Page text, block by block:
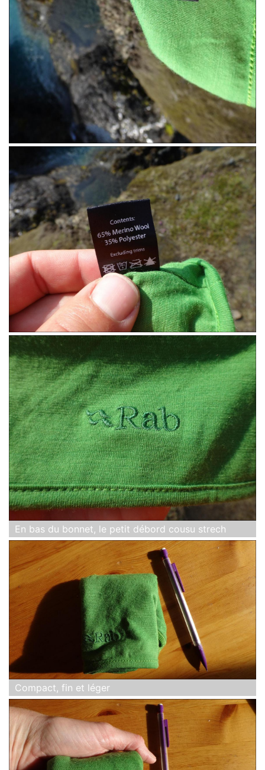
En bas du bonnet, le petit débord cousu strech
Compact, fin et léger